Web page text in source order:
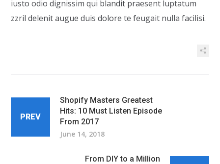
iusto odio dignissim qui blandit praesent luptatum
zzril delenit augue duis dolore te feugait nulla facilisi.
PREV
Shopify Masters Greatest
Hits: 10 Must Listen Episode
From 2017
June 14, 2018
From DIY to a Million